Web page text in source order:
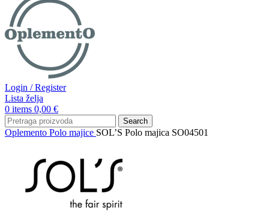
Login / Register
Lista želja
0 items 0,00 €
Search
Oplemento Polo majice SOL’S Polo majica SO04501